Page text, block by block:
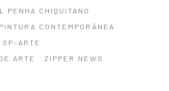
PENHA CHIQUITANO
PINTURA CONTEMPORÂNEA
SP–ARTE
ARTE
ZIPPER NEWS